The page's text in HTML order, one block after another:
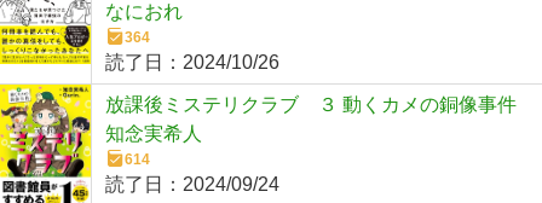
なにおれ
364
読了日： 2024/10/26
放課後ミステリクラブ ３ 動くカメの銅像事件
知念実希人
614
読了日： 2024/09/24